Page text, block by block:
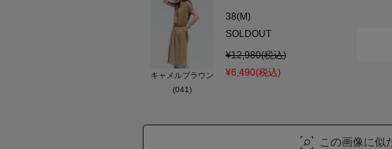
キャメルブラウン
(041)
38(M)
SOLDOUT
¥12,980(税込)
¥6,490(税込)
この画像に似